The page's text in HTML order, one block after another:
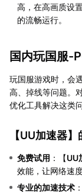
高，在高画质设
的流畅运行。
国内玩国服-
玩国服游戏时，会
高、掉线等问题。
优化工具解决这类
【UU加速器】
免费试用 ：【UU
效能，让网络速
专业的加速技术